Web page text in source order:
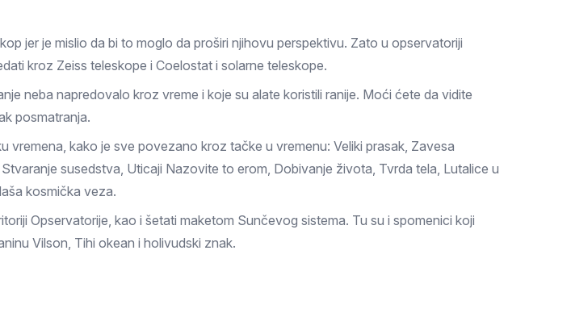
jer je mislio da bi to moglo da proširi njihovu perspektivu. Zato u opservatoriji
kroz Zeiss teleskope i Coelostat i solarne teleskope.
neba napredovalo kroz vreme i koje su alate koristili ranije. Moći ćete da vidite
posmatranja.
kako je sve povezano kroz tačke u vremenu: Veliki prasak, Zavesa
susedstva, Uticaji Nazovite to erom, Dobivanje života, Tvrda tela, Lutalice u
kosmička veza.
Opservatorije, kao i šetati maketom Sunčevog sistema. Tu su i spomenici koji
Vilson, Tihi okean i holivudski znak.